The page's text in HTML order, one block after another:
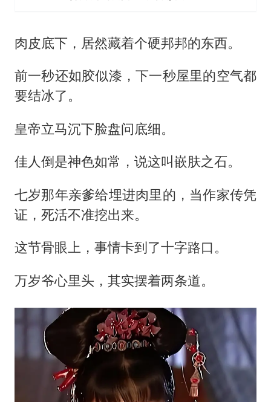
肉皮底下，居然藏着个硬邦邦的东西。
前一秒还如胶似漆，下一秒屋里的空气都
要结冰了。
皇帝立马沉下脸盘问底细。
佳人倒是神色如常，说这叫嵌肤之石。
七岁那年亲爹给埋进肉里的，当作家传凭
证，死活不准挖出来。
这节骨眼上，事情卡到了十字路口。
万岁爷心里头，其实摆着两条道。